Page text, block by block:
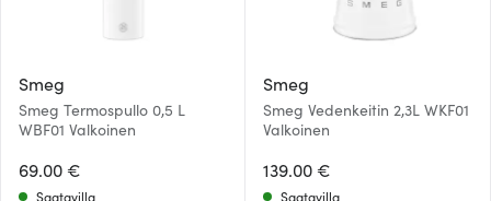
Smeg
Smeg Termospullo 0,5 L
WBF01 Valkoinen
69.00 €
Saatavilla
Smeg
Smeg Vedenkeitin 2,3L WKF01
Valkoinen
139.00 €
Saatavilla